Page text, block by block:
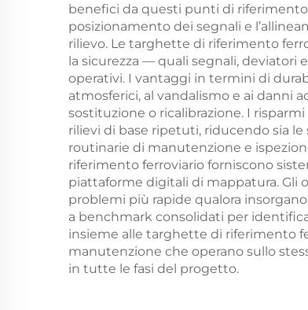
benefici da questi punti di
posizionamento dei segnali e
rilievo. Le targhette di riferimento
la sicurezza — quali segnali,
operativi. I vantaggi in termini di
atmosferici, al vandalismo e ai danni
sostituzione o ricalibrazione. I
rilievi di base ripetuti, riducendo sia
routinarie di manutenzione e
riferimento ferroviario forniscono
piattaforme digitali di mappatura. Gli
problemi più rapide qualora
a benchmark consolidati per
insieme alle targhette di riferimento
manutenzione che operano sullo
in tutte le fasi del progetto.